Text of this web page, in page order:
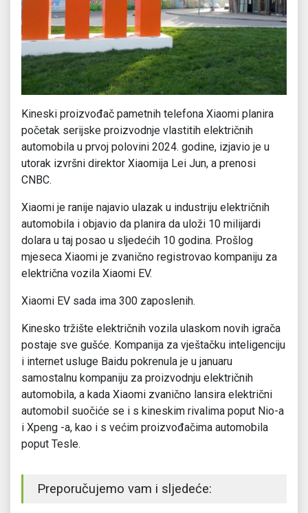
Kineski proizvođač pametnih telefona Xiaomi planira
početak serijske proizvodnje vlastitih električnih
automobila u prvoj polovini 2024. godine, izjavio je u
utorak izvršni direktor Xiaomija Lei Jun, a prenosi
CNBC.
Xiaomi je ranije najavio ulazak u industriju električnih
automobila i objavio da planira da uloži 10 milijardi
dolara u taj posao u sljedećih 10 godina. Prošlog
mjeseca Xiaomi je zvanično registrovao kompaniju za
električna vozila Xiaomi EV.
Xiaomi EV sada ima 300 zaposlenih.
Kinesko tržište električnih vozila ulaskom novih igrača
postaje sve gušće. Kompanija za vještačku inteligenciju
i internet usluge Baidu pokrenula je u januaru
samostalnu kompaniju za proizvodnju električnih
automobila, a kada Xiaomi zvanično lansira električni
automobil suočiće se i s kineskim rivalima poput Nio-a
i Xpeng -a, kao i s većim proizvođačima automobila
poput Tesle.
Preporučujemo vam i sljedeće: